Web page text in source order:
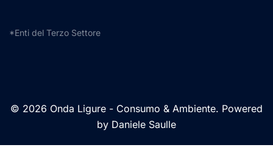
*Enti del Terzo Settore
© 2026 Onda Ligure - Consumo & Ambiente. Powered
by Daniele Saulle